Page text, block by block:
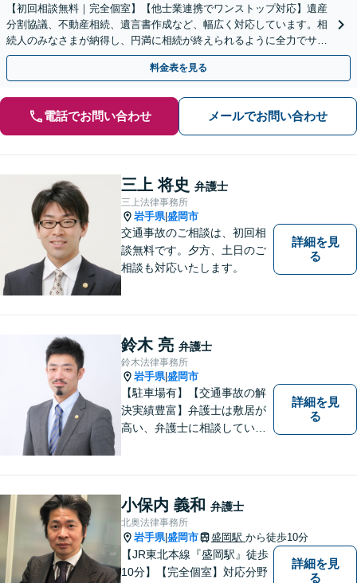
【初回相談無料｜完全個室】【他士業連携でワンストップ対応】遺産
分割協議、不動産相続、遺言書作成など、幅広く対応しています。相
続人のみなさまが納得し、円満に相続が終えられるように全力でサポ
ートいたします。ぜひご相談ください。【WEB面談可】
料金表を見る
電話でお問い合わせ メールでお問い合わせ
三上 将史 弁護士
三上法律事務所
岩手県|盛岡市
交通事故のご相談は、初回相
談無料です。夕方、土日のご
相談も対応いたします。
詳細を見
る
鈴木 亮 弁護士
鈴木法律事務所
岩手県|盛岡市
【駐車場有】【交通事故の解
決実績豊富】弁護士は敷居が
高い、弁護士に相談していい
に相談していただける弁護士
を目指しています。どんなこ
とでもお気軽にご相談くださ
い。
詳細を見
る
小保内 義和 弁護士
北奥法律事務所
岩手県|盛岡市 盛岡駅 から徒歩10分
【JR東北本線『盛岡駅』徒歩
10分】【完全個室】対応分野
詳細を見
る